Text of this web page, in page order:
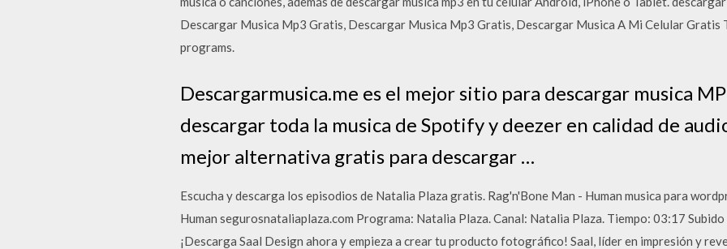
Descargar Musica Mp3 Gratis, Descargar Musica Mp3 Gratis, Descargar Musica A Mi Celular Gratis
programs.
Descargarmusica.me es el mejor sitio para descargar musica
descargar toda la musica de Spotify y deezer en calidad de
mejor alternativa gratis para descargar …
Escucha y descarga los episodios de Natalia Plaza gratis. Rag'n'Bone Man - Human musica para
Human segurosnataliaplaza.com Programa: Natalia Plaza. Canal: Natalia Plaza. Tiempo: 03:17
¡Descarga Saal Design ahora y empieza a crear tu producto fotográfico! Saal, líder en impresión y